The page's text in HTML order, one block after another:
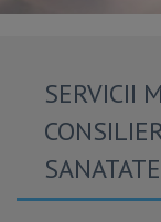
SERVICII
SANATATE